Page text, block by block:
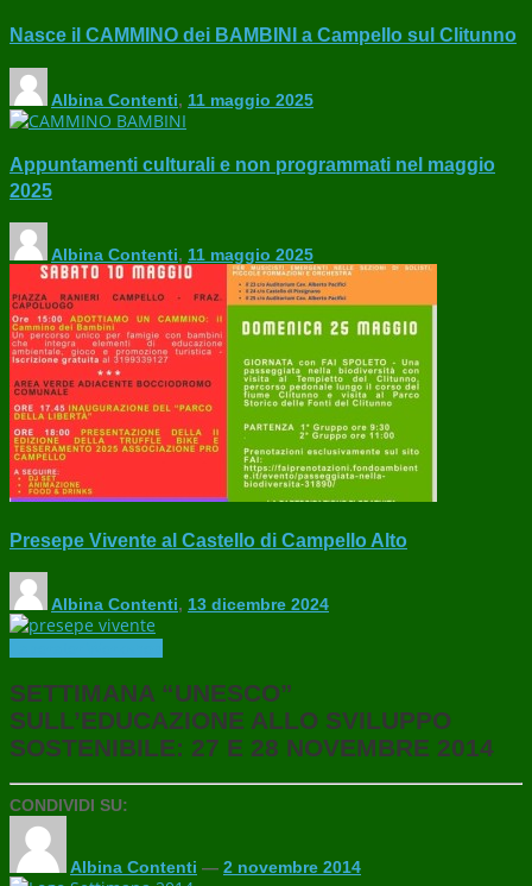
Nasce il CAMMINO dei BAMBINI a Campello sul Clitunno
Albina Contenti, 11 maggio 2025
Appuntamenti culturali e non programmati nel maggio
2025
Albina Contenti, 11 maggio 2025
Presepe Vivente al Castello di Campello Alto
Albina Contenti, 13 dicembre 2024
SETTIMANA “UNESCO”
SULL’EDUCAZIONE ALLO SVILUPPO
SOSTENIBILE: 27 E 28 NOVEMBRE 2014
CONDIVIDI SU:
Albina Contenti — 2 novembre 2014